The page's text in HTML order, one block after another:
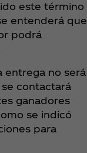
este término
entenderá que
podrá
entrega no será
contactará
ganadores
se indicó
para